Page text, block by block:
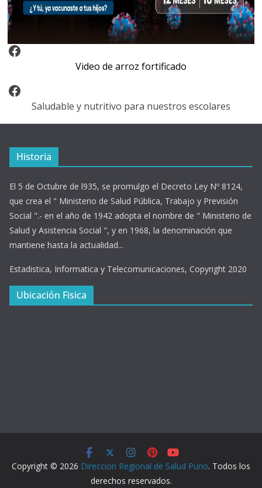
Video Arroz Fortificado
Video de arroz fortificado
Facebook
Saludable y nutritivo para nuestros escolares
Historia
El 5 de Octubre de l935, se promulgo el Decreto Ley Nº 8124,
que crea el " Ministerio de Salud Pública, Trabajo y Previsión
Social ".- en el año de 1942 adopta el nombre de " Ministerio de
Salud y Asistencia Social ", y en 1968, la denominación que
mantiene hasta la actualidad...
Estadistica, Informatica y Telecomunicaciones, Copyright 2020
Ubicación Fisica
Copyright © 2026 Direccion Regional de Salud Puno. Todos los
derechos reservados.